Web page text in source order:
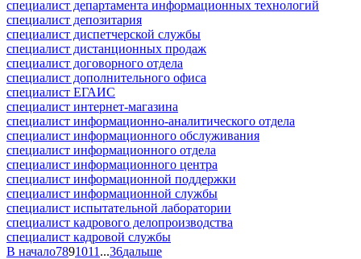
специалист департамента информационных технологий
специалист депозитария
специалист диспетчерской службы
специалист дистанционных продаж
специалист договорного отдела
специалист дополнительного офиса
специалист ЕГАИС
специалист интернет-магазина
специалист информационно-аналитического отдела
специалист информационного обслуживания
специалист информационного отдела
специалист информационного центра
специалист информационной поддержки
специалист информационной службы
специалист испытательной лаборатории
специалист кадрового делопроизводства
специалист кадровой службы
В начало7891011 ...36дальше